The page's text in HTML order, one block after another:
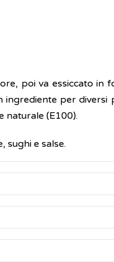
poi va essiccato in
per diversi
naturale (E100).
sughi e salse.
curcumina
alla curcuma